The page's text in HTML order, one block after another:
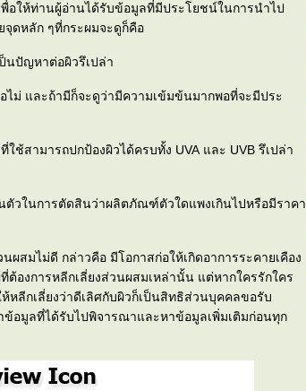
อให้ท่านผู้อ่านได้รับข้อมูลที่มีประโยชน์ในการนำไป
จุดหลัก ๆที่กระผมจะดูก็คือ
นปัญหาต่อผิวรึเปล่า
ม่ และถ้ามีก็จะดูว่ามีความเข้มข้นมากพอที่จะมีประ
ช้สามารถปกป้องผิวได้ครบทั้ง UVA และ UVB รึเปล่า
ตัวในการตัดสินว่าผลิตภัณฑ์ตัวใดแพงเกินไปหรือมีราคา
สมไม่ดี กล่าวคือ มีโอกาสก่อให้เกิดอาการระคายเคือง
องการหลีกเลี่ยงส่วนผสมเหล่านั้น แต่หากใครรักใคร
ลีกเลี่ยงว่าดีเลิศกับผิวก็เป็นสิทธิส่วนบุคคลขอรับ
อมูลที่ได้รับไปพิจารณาและหาข้อมูลเพิ่มเติมก่อนทุก